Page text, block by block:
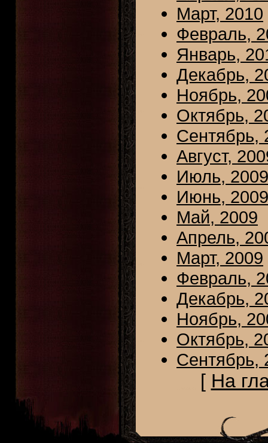
Март, 2010
Февраль,
Январь,
Декабрь,
Ноябрь,
Октябрь,
Сентябрь,
Август,
Июль, 2009
Июнь, 2009
Май, 2009
Апрель,
Март, 2009
Февраль,
Декабрь,
Ноябрь,
Октябрь,
Сентябрь,
[ На